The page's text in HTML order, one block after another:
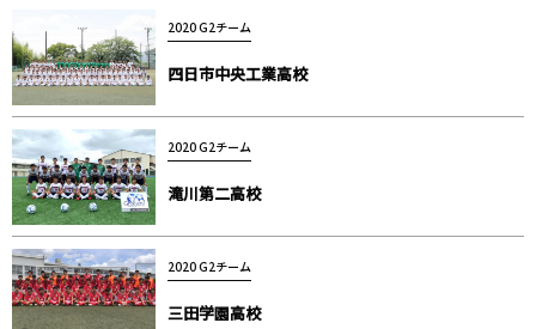
2020 G2チーム
四日市中央工業高校
2020 G2チーム
滝川第二高校
2020 G2チーム
三田学園高校